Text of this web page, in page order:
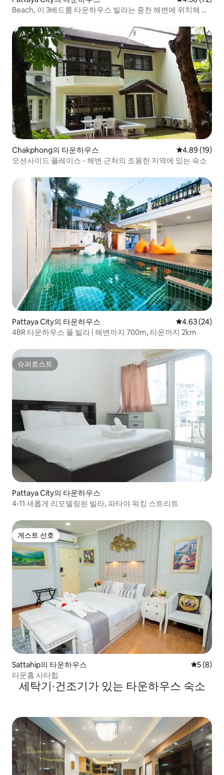
Beach, 이 3베드룸 타운하우스 빌라는 중천 해변에 위치해 있
수 있습니다.
Chakphong의 타운하우스 평점 4.89점(5
4.89 (19)
오션사이드 플레이스 - 해변 근처의 조용한 지역에 있는 숙소
Pattaya City의 타운하우스 평점 4.63점(5
4.63 (24)
4BR 타운하우스 풀 빌라 | 해변까지 700m, 타운까지 2km
슈퍼호스트
슈퍼호스트
Pattaya City의 타운하우스
4-11 새롭게 리모델링된 빌라, 파타야 워킹 스트리트
게스트 선호
게스트 선호
Sattahip의 타운하우스 평점 5점
5 (8)
타운홈 사타힙
세탁기∙건조기가 있는 타운하우스 숙소